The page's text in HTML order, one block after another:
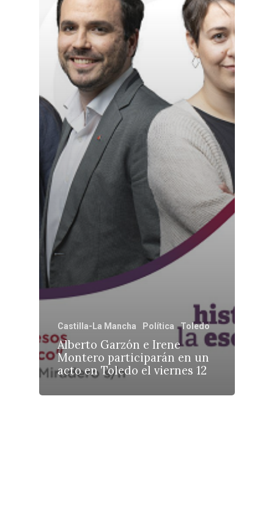
Castilla-La Mancha Política Toledo
Alberto Garzón e Irene
Montero participarán en un
acto en Toledo el viernes 12